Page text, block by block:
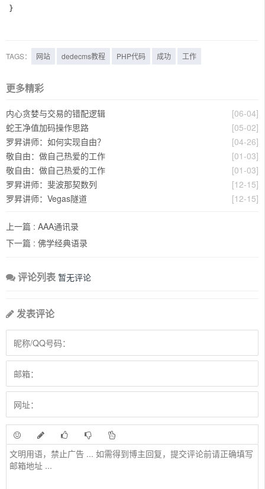
}
TAGS： 网站 dedecms教程 PHP代码 成功 工作
更多精彩
[06-04]
内心贪婪与交易的错配逻辑
[05-02]
蛇王净值加码操作思路
[04-26]
罗昇讲师：如何实现自由？
[01-03]
敬自由：做自己热爱的工作
[01-03]
敬自由：做自己热爱的工作
[12-15]
罗昇讲师：斐波那契数列
[12-15]
罗昇讲师：Vegas隧道
上一篇 : AAA通讯录
下一篇 : 佛学经典语录
评论列表 暂无评论
发表评论